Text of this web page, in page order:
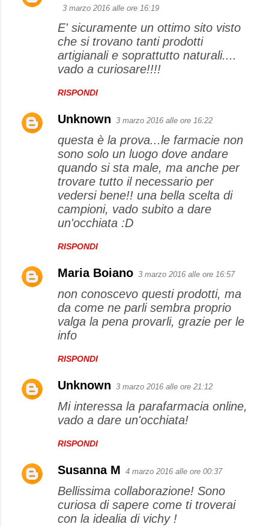
3 marzo 2016 alle ore 16:19
E' sicuramente un ottimo sito visto
che si trovano tanti prodotti
artigianali e soprattutto naturali....
vado a curiosare!!!!
RISPONDI
Unknown 3 marzo 2016 alle ore 16:22
questa è la prova...le farmacie non
sono solo un luogo dove andare
quando si sta male, ma anche per
trovare tutto il necessario per
vedersi bene!! una bella scelta di
campioni, vado subito a dare
un'occhiata :D
RISPONDI
Maria Boiano 3 marzo 2016 alle ore 16:57
non conoscevo questi prodotti, ma
da come ne parli sembra proprio
valga la pena provarli, grazie per le
info
RISPONDI
Unknown 3 marzo 2016 alle ore 21:12
Mi interessa la parafarmacia online,
vado a dare un'occhiata!
RISPONDI
Susanna M 4 marzo 2016 alle ore 00:37
Bellissima collaborazione! Sono
curiosa di sapere come ti troverai
con la idealia di vichy !